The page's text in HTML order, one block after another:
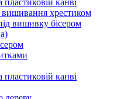
хрестиком
вишивку бісером
канві